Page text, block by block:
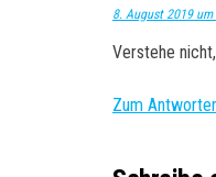
8. August 2019
Verstehe
Zum